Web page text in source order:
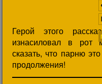
Герой этого
изнасиловал в рот
сказать, что парню
продолжения!